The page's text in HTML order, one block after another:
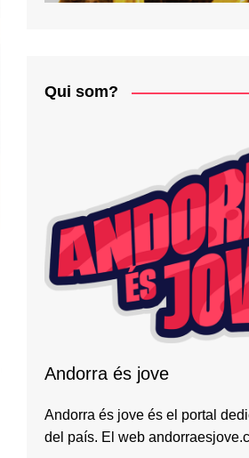
Qui som?
Andorra és jove
Andorra és jove és el portal
del país. El web